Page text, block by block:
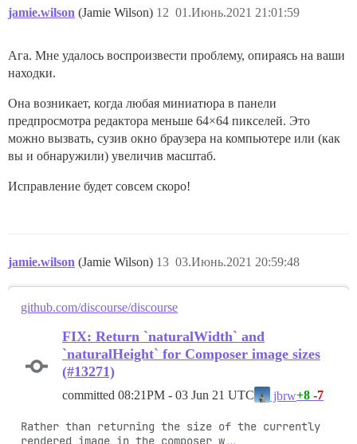
jamie.wilson (Jamie Wilson) 01.Июнь.2021 21:01:59
12
Ага. Мне удалось воспроизвести проблему, опираясь на ваши
находки.
Она возникает, когда любая миниатюра в панели
предпросмотра редактора меньше 64×64 пикселей. Это
можно вызвать, сузив окно браузера на компьютере или (как
вы и обнаружили) увеличив масштаб.
Исправление будет совсем скоро!
jamie.wilson (Jamie Wilson) 03.Июнь.2021 20:59:48
13
github.com/discourse/discourse
FIX: Return `naturalWidth` and
`naturalHeight` for Composer image sizes
(#13271)
committed 08:21PM - 03 Jun 21 UTC jbrw+8 -7
Rather than returning the size of the currently
rendered image in the composer w …